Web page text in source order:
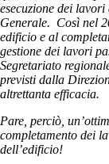
esecuzione dei
Generale. Così nel
edificio e al
gestione dei lavori
Segretariato
previsti dalla
altrettanta efficacia.
Pare, perciò,
completamento dei
dell’edificio!